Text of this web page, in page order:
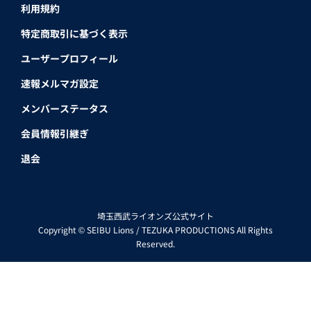
利用規約
特定商取引に基づく表示
ユーザープロフィール
速報メルマガ設定
メンバーステータス
会員情報引継ぎ
退会
埼玉西武ライオンズ公式サイト
Copyright © SEIBU Lions / TEZUKA PRODUCTIONS All Rights
Reserved.